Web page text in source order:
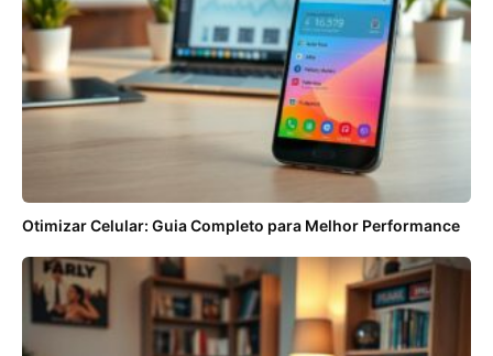
Otimizar Celular: Guia Completo para Melhor Performance